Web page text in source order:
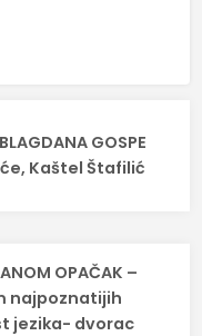
GOSPE
Kaštel Štafilić
OPAČAK –
najpoznatijih
jezika- dvorac